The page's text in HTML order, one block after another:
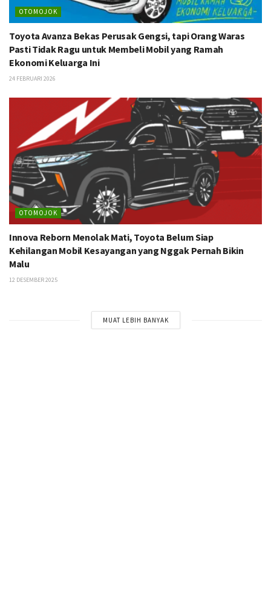
OTOMOJOK
Toyota Avanza Bekas Perusak Gengsi, tapi Orang Waras
Pasti Tidak Ragu untuk Membeli Mobil yang Ramah
Ekonomi Keluarga Ini
24 FEBRUARI 2026
OTOMOJOK
Innova Reborn Menolak Mati, Toyota Belum Siap
Kehilangan Mobil Kesayangan yang Nggak Pernah Bikin
Malu
12 DESEMBER 2025
MUAT LEBIH BANYAK